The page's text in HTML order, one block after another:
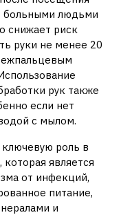
больными людьми
снижает риск
руки не менее 20
рук также
если нет
с мылом.
роль в
является
от инфекций,
питание,
и